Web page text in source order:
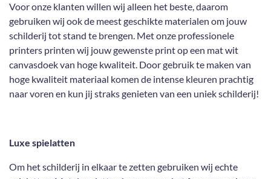
Voor onze klanten willen wij alleen het beste, daarom
gebruiken wij ook de meest geschikte materialen om jouw
schilderij tot stand te brengen. Met onze professionele
printers printen wij jouw gewenste print op een mat wit
canvasdoek van hoge kwaliteit. Door gebruik te maken van
hoge kwaliteit materiaal komen de intense kleuren prachtig
naar voren en kun jij straks genieten van een uniek schilderij!
Luxe spielatten
Om het schilderij in elkaar te zetten gebruiken wij echte